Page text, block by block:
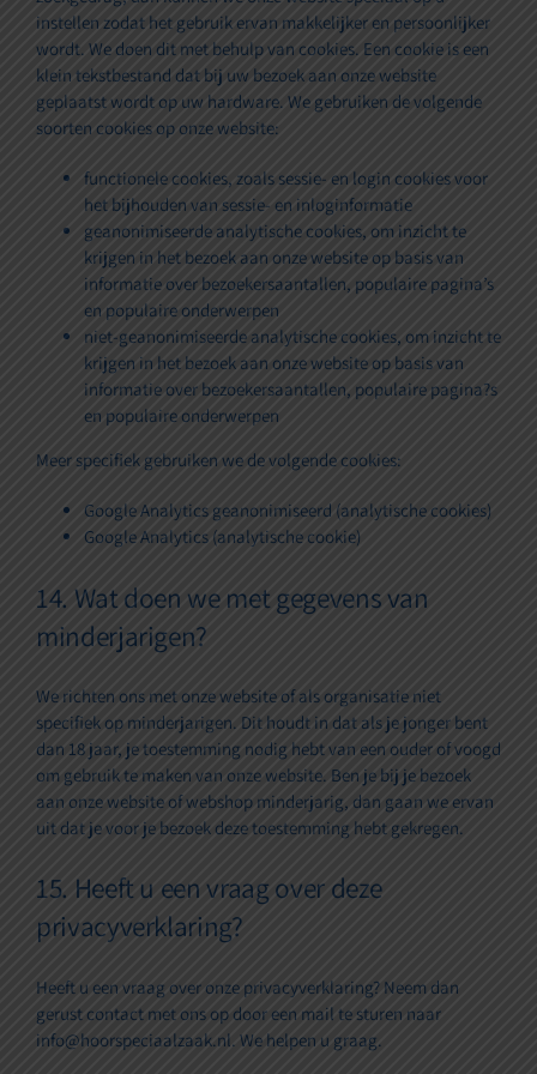
instellen zodat het gebruik ervan makkelijker en persoonlijker
wordt. We doen dit met behulp van cookies. Een cookie is een
klein tekstbestand dat bij uw bezoek aan onze website
geplaatst wordt op uw hardware. We gebruiken de volgende
soorten cookies op onze website:
functionele cookies, zoals sessie- en login cookies voor
het bijhouden van sessie- en inloginformatie
geanonimiseerde analytische cookies, om inzicht te
krijgen in het bezoek aan onze website op basis van
informatie over bezoekersaantallen, populaire pagina’s
en populaire onderwerpen
niet-geanonimiseerde analytische cookies, om inzicht te
krijgen in het bezoek aan onze website op basis van
informatie over bezoekersaantallen, populaire pagina?s
en populaire onderwerpen
Meer specifiek gebruiken we de volgende cookies:
Google Analytics geanonimiseerd (analytische cookies)
Google Analytics (analytische cookie)
14. Wat doen we met gegevens van
minderjarigen?
We richten ons met onze website of als organisatie niet
specifiek op minderjarigen. Dit houdt in dat als je jonger bent
dan 18 jaar, je toestemming nodig hebt van een ouder of voogd
om gebruik te maken van onze website. Ben je bij je bezoek
aan onze website of webshop minderjarig, dan gaan we ervan
uit dat je voor je bezoek deze toestemming hebt gekregen.
15. Heeft u een vraag over deze
privacyverklaring?
Heeft u een vraag over onze privacyverklaring? Neem dan
gerust contact met ons op door een mail te sturen naar
info@hoorspeciaalzaak.nl. We helpen u graag.